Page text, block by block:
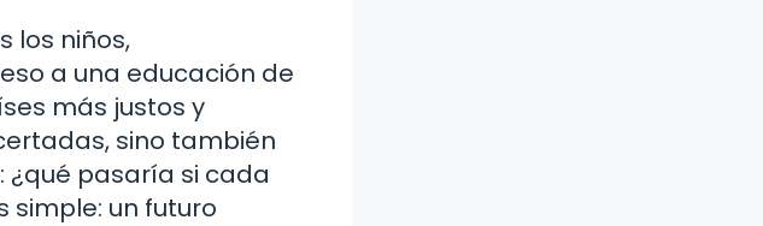
los niños,
a una educación de
más justos y
sino también
pasaría si cada
simple: un futuro